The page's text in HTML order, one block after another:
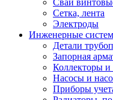
Сваи
Сетка, лента
Электроды
Инженерные
Детали
Запорная
Коллекторы и
Насосы и
Приборы